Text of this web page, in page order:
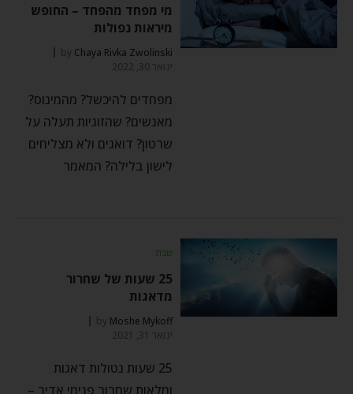
מי מפחד מהפחד – החופש
מיראות נפולות
by Chaya Rivka Zwolinski
ינואר 30, 2022
מפחדים להיכשל? מהמינוס?
מאנשים? שהזוגיות תעלה על
שרטון? דואגים ולא מצליחים
לישון בלילה? המאמר
שבת
25 שעות של שחרור
מדאגות
by Moshe Mykoff
ינואר 31, 2021
25 שעות נטולות דאגות
ומלאות שחרור פנימי אדיר –